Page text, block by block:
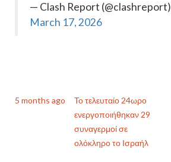
— Clash Report (@clashreport)
March 17, 2026
5 months ago
Το τελευταίο 24ωρο
ενεργοποιήθηκαν 29
συναγερμοί σε
ολόκληρο το Ισραήλ